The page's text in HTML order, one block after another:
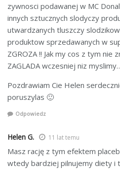
zywnosci podawanej w MC
innych sztucznych slodyczy
utwardzanych tluszczy
produktow sprzedawanych w
ZGROZA !! Jak my cos z tym nie
ZAGLADA wczesniej niz
Pozdrawiam Cie Helen
poruszylas 🙂
Odpowiedz
Helen G. 11 lat temu
Masz rację z tym efektem
wtedy bardziej pilnujemy diety i